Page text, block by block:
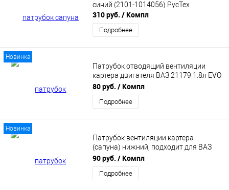
синий (2101-1014056) РусТех
310 руб. / Компл
Подробнее
Новинка
Патрубок отводящий вентиляции
картера двигателя ВАЗ 21179 1.8л EVO
для Lada Vesta (8450120225)
80 руб. / Компл
Подробнее
Новинка
Патрубок вентиляции картера
(сапуна) нижний, подходит для ВАЗ
2121 Нива (2121-1014056) РусТех
90 руб. / Компл
Подробнее